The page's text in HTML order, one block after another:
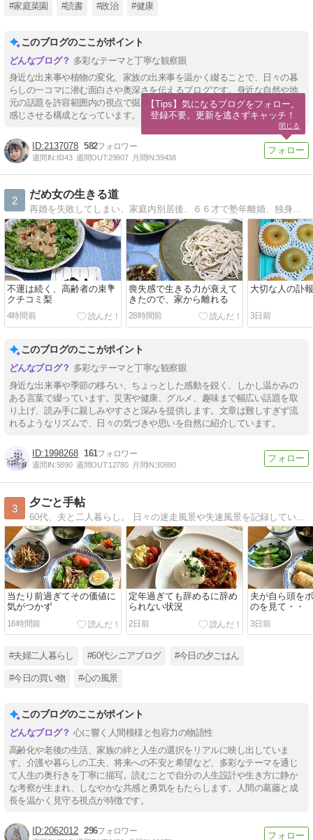
#家庭菜園 #読書 #政治 #健康
このブログのここがポイント
多彩なテーマと丁寧な観察眼
身近な出来事や植物の変化、家族の出来事を温かく綴ることで、日々の暮
らしの一コマに潜む面白さや奥深さを伝えるブログです。身近な自然や地
元の話題を許容範囲内の視点で掘り下げ、読者に身近さと新鮮さを同時に
感じさせる構成となっています。
2137078 582
週間IN:8343 週間OUT:29907 月間IN:39438
2
だめ女の生きる道
不運は続く、高齢者の束💐
クチコミ梨
4時間前
喪失感で生きる力が衰えて
きたので、家から離れる
28時間前
大切な人の訃
3日前
このブログのここがポイント
多彩なテーマと丁寧な観察眼
身近な出来事や季節の移ろい、ちょっとした感動を鋭く、しかし温かみの
ある言葉で綴っています。災害や健康、グルメ、趣味まで幅広い話題を取
り上げ、読み手に親しみやすさと深みを提供します。文章は難しすぎず流
れるようなリズムで、日々の気づきや思いを自然に紹介しています。
1998268 161
週間IN:5890 週間OUT:12780 月間IN:30690
3
夕ごと手帖
当たり前過ぎてその価値に
気がつかず
16時間前
定年過ぎても辞めるに辞め
られない状況
2日前
夫が自ら頭を
のを見て・・
3日前
#夫婦二人暮らし #60代シニアブログ #今日の夕ごはん
#今日の買い物 #心の風景
このブログのここがポイント
心に響く人間模様と包容力の物語性
高齢化や老後の生活、家族の絆と人生の選択をリアルに映し出していま
す。介護や暮らしの工夫、将来への不安と希望など、多彩なテーマを通じ
て人生の奥行きを丁寧に描写。読むことで自分の人生設計や生き方に静か
な考察が生まれ、しなやかな共感と勇気をもたらします。人間の葛藤と成
長を温かく見守る視点が特徴です。
2062012 296
【Tips】気になるブログをフォロー。
登録不要。更新を逃さずキャッチ！
閉じる